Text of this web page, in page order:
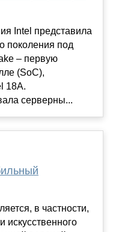
Intel представила
поколения под
– первую
(SoC),
18A.
серверны...
в частности,
искусственного